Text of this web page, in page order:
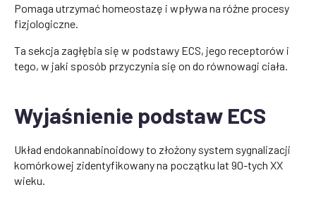
Pomaga utrzymać homeostazę i wpływa na różne procesy
fizjologiczne.
Ta sekcja zagłębia się w podstawy ECS, jego receptorów i
tego, w jaki sposób przyczynia się on do równowagi ciała.
Wyjaśnienie podstaw ECS
Układ endokannabinoidowy to złożony system sygnalizacji
komórkowej zidentyfikowany na początku lat 90-tych XX
wieku.